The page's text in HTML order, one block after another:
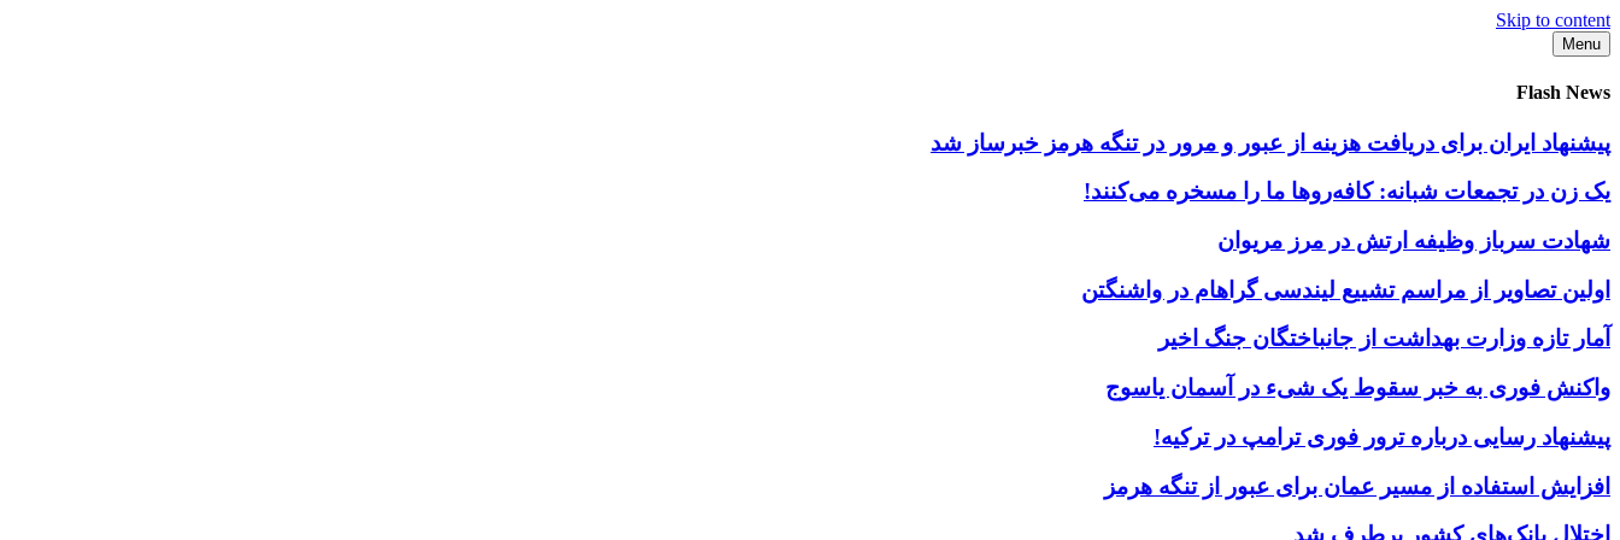
Skip to content
Menu
Flash News
پیشنهاد ایران برای دریافت هزینه از عبور و مرور در تنگه هرمز خبرساز شد
یک زن در تجمعات شبانه: کافه‌روها ما را مسخره می‌کنند!
شهادت سرباز وظیفه ارتش در مرز مریوان
اولین تصاویر از مراسم تشییع لیندسی گراهام در واشنگتن
آمار تازه وزارت بهداشت از جانباختگان جنگ اخیر
واکنش فوری به خبر سقوط یک شیء در آسمان یاسوج
پیشنهاد رسایی درباره ترور فوری ترامپ در ترکیه!
افزایش استفاده از مسیر عمان برای عبور از تنگه هرمز
اختلال بانک‌های کشور برطرف شد